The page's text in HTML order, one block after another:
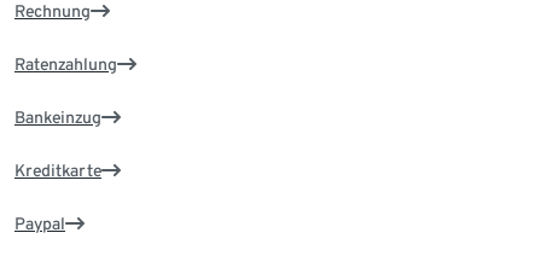
Rechnung
Ratenzahlung
Bankeinzug
Kreditkarte
Paypal